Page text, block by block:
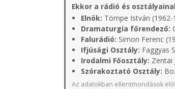
Ekkor a rádió és
Elnök: Tömpe István (1962-
Dramaturgia főrendező:
Falurádió: Simon Ferenc
Ifjúsági Osztály: Faggyas
Irodalmi Főosztály: Zentai
Szórakoztató Osztály:
Az adatokban ellentmondások